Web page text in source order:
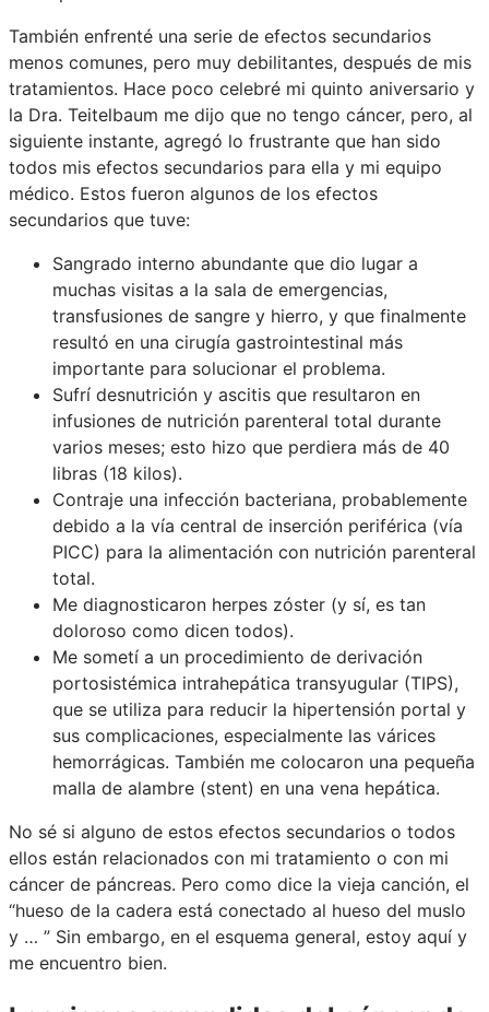
También enfrenté una serie de efectos secundarios
menos comunes, pero muy debilitantes, después de mis
tratamientos. Hace poco celebré mi quinto aniversario y
la Dra. Teitelbaum me dijo que no tengo cáncer, pero, al
siguiente instante, agregó lo frustrante que han sido
todos mis efectos secundarios para ella y mi equipo
médico. Estos fueron algunos de los efectos
secundarios que tuve:
Sangrado interno abundante que dio lugar a
muchas visitas a la sala de emergencias,
transfusiones de sangre y hierro, y que finalmente
resultó en una cirugía gastrointestinal más
importante para solucionar el problema.
Sufrí desnutrición y ascitis que resultaron en
infusiones de nutrición parenteral total durante
varios meses; esto hizo que perdiera más de 40
libras (18 kilos).
Contraje una infección bacteriana, probablemente
debido a la vía central de inserción periférica (vía
PICC) para la alimentación con nutrición parenteral
total.
Me diagnosticaron herpes zóster (y sí, es tan
doloroso como dicen todos).
Me sometí a un procedimiento de derivación
portosistémica intrahepática transyugular (TIPS),
que se utiliza para reducir la hipertensión portal y
sus complicaciones, especialmente las várices
hemorrágicas. También me colocaron una pequeña
malla de alambre (stent) en una vena hepática.
No sé si alguno de estos efectos secundarios o todos
ellos están relacionados con mi tratamiento o con mi
cáncer de páncreas. Pero como dice la vieja canción, el
“hueso de la cadera está conectado al hueso del muslo
y … ” Sin embargo, en el esquema general, estoy aquí y
me encuentro bien.